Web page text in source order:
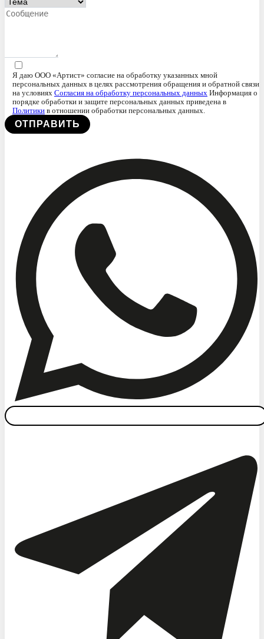
Я даю ООО «Артист» согласие на обработку указанных мной
персональных данных в целях рассмотрения обращения и обратной связи
на условиях Согласия на обработку персональных данных Информация о
порядке обработки и защите персональных данных приведена в
Политики в отношении обработки персональных данных.